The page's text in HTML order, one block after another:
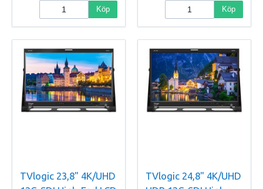
Köp Köp
TVlogic 23,8" 4K/UHD
TVlogic 24,8" 4K/UHD